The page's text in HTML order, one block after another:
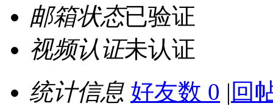
邮箱状态已验证
视频认证未认证
统计信息 好友数 0 | 回